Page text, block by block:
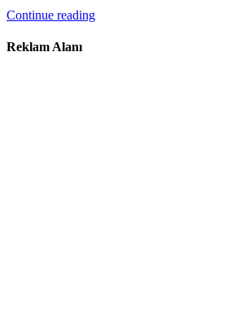
Continue reading
Reklam Alanı